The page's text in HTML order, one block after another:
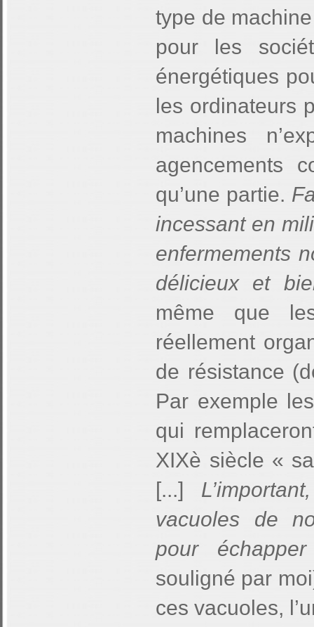
type de
pour les
énergétiques
les ordinateurs
machines
agencements
qu’une partie.
incessant en
enfermements
délicieux et
même que
réellement
de résistance
Par exemple
qui
XIXè siècle «
[...]
vacuoles de
pour
souligné par
ces vacuoles,